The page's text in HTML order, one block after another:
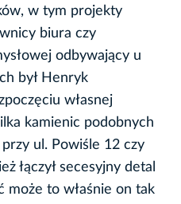
w tym projekty
biura czy
odbywający u
był Henryk
własnej
kamienic podobnych
ul. Powiśle 12 czy
łączył secesyjny detal
może to właśnie on tak